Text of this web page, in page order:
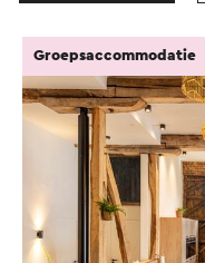
Groepsaccommodatie